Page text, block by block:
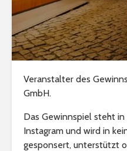
Veranstalter des
GmbH.
Das Gewinnspiel steht
Instagram und wird in
gesponsert, unterstützt